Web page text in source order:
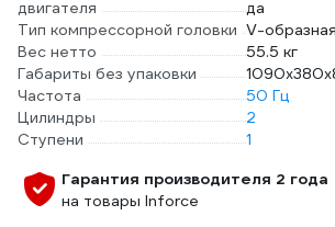
двигателя
да
Тип компрессорной головки V-образная
Вес нетто
55.5 кг
Габариты без упаковки
Частота
50 Гц
Цилиндры
2
Ступени
1
Гарантия производителя 2 года
на товары Inforce